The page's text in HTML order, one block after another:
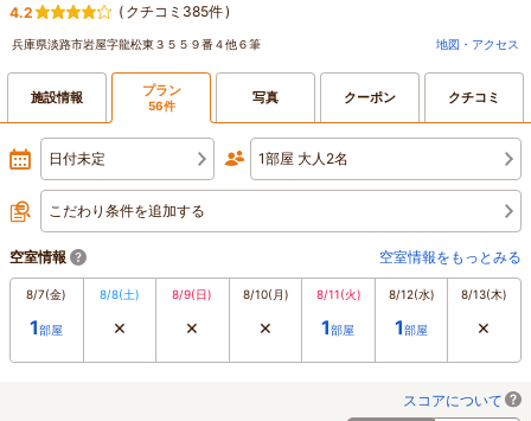
4.2 ( クチコミ385件)
兵庫県淡路市岩屋字龍松東３５５９番４他６筆 地図・アクセス
施設情報 プラン
56件 写真 クーポン クチコミ
日付未定 1部屋 大人2名
こだわり条件を追加する
空室情報 空室情報をもっとみる
8/7(金)
1部屋
8/8(土)
×
8/9(日)
×
8/10(月)
×
8/11(火)
1部屋
8/12(水)
1部屋
8/13(木)
×
スコアについて